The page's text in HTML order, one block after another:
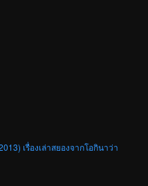
เรื่องเล่าสยองจากโอกินาว่า